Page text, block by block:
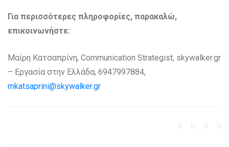
Για περισσότερες πληροφορίες, παρακαλώ,
επικοινωνήστε:
Μαίρη Κατσαπρίνη, Communication Strategist, skywalker.gr
– Εργασία στην Ελλάδα, 6947997884,
mkatsaprini@skywalker.gr